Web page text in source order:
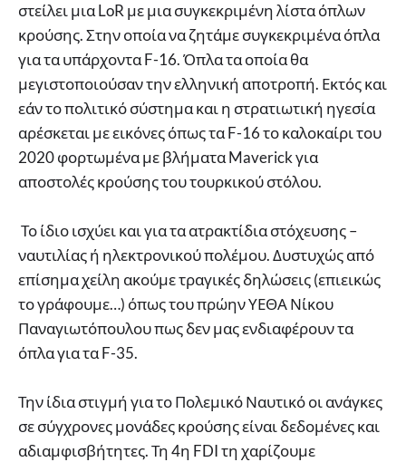
στείλει μια LoR με μια συγκεκριμένη λίστα όπλων
κρούσης. Στην οποία να ζητάμε συγκεκριμένα όπλα
για τα υπάρχοντα F-16. Όπλα τα οποία θα
μεγιστοποιούσαν την ελληνική αποτροπή. Εκτός και
εάν το πολιτικό σύστημα και η στρατιωτική ηγεσία
αρέσκεται με εικόνες όπως τα F-16 το καλοκαίρι του
2020 φορτωμένα με βλήματα Maverick για
αποστολές κρούσης του τουρκικού στόλου.
Το ίδιο ισχύει και για τα ατρακτίδια στόχευσης –
ναυτιλίας ή ηλεκτρονικού πολέμου. Δυστυχώς από
επίσημα χείλη ακούμε τραγικές δηλώσεις (επιεικώς
το γράφουμε…) όπως του πρώην ΥΕΘΑ Νίκου
Παναγιωτόπουλου πως δεν μας ενδιαφέρουν τα
όπλα για τα F-35.
Την ίδια στιγμή για το Πολεμικό Ναυτικό οι ανάγκες
σε σύγχρονες μονάδες κρούσης είναι δεδομένες και
αδιαμφισβήτητες. Τη 4η FDI τη χαρίζουμε